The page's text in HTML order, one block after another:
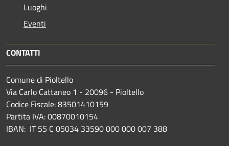
Luoghi
Eventi
CONTATTI
Comune di Pioltello
Via Carlo Cattaneo 1 - 20096 - Pioltello
Codice Fiscale: 83501410159
Partita IVA: 00870010154
IBAN: IT 55 C 05034 33590 000 000 007 388